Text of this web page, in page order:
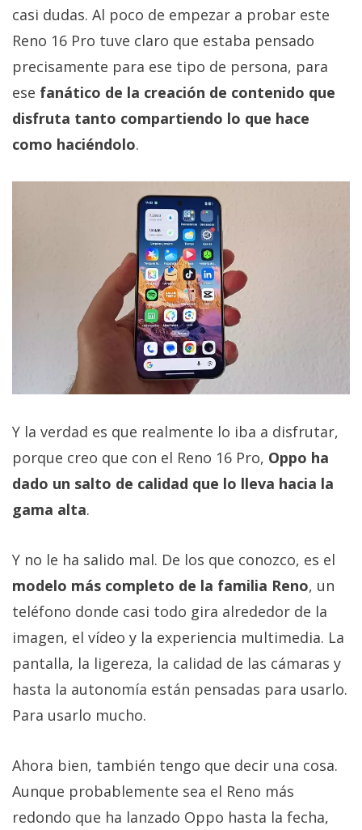
casi dudas. Al poco de empezar a probar este
Reno 16 Pro tuve claro que estaba pensado
precisamente para ese tipo de persona, para
ese fanático de la creación de contenido que
disfruta tanto compartiendo lo que hace
como haciéndolo.
Y la verdad es que realmente lo iba a disfrutar,
porque creo que con el Reno 16 Pro, Oppo ha
dado un salto de calidad que lo lleva hacia la
gama alta.
Y no le ha salido mal. De los que conozco, es el
modelo más completo de la familia Reno, un
teléfono donde casi todo gira alrededor de la
imagen, el vídeo y la experiencia multimedia. La
pantalla, la ligereza, la calidad de las cámaras y
hasta la autonomía están pensadas para usarlo.
Para usarlo mucho.
Ahora bien, también tengo que decir una cosa.
Aunque probablemente sea el Reno más
redondo que ha lanzado Oppo hasta la fecha,